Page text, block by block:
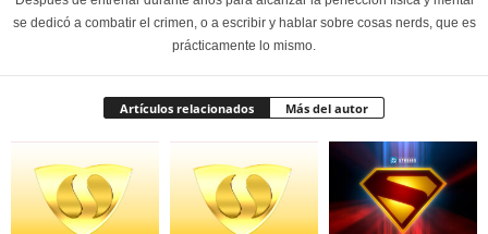
se dedicó a combatir el crimen, o a escribir y hablar sobre cosas nerds, que es
prácticamente lo mismo.
Artículos relacionados Más del autor